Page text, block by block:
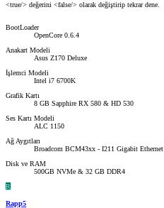
<true/> değerini <false/> olarak değiştirip tekrar dene.
BootLoader
OpenCore 0.6.4
Anakart Modeli
Asus Z170 Deluxe
İşlemci Modeli
Intel i7 6700K
Grafik Kartı
8 GB Sapphire RX 580 & HD 530
Ses Kartı Modeli
ALC 1150
Ağ Aygıtları
Broadcom BCM43xx - I211 Gigabit Ethernet
Disk ve RAM
500GB NVMe & 32 GB DDR4
R
Rapp5